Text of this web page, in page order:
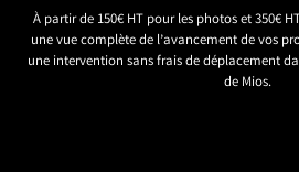
À partir de 150€ HT pour les photos et 350€
une vue complète de l’avancement de vos
une intervention sans frais de déplacement
de Mios.